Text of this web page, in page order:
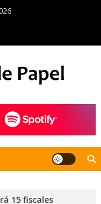
15 fiscales